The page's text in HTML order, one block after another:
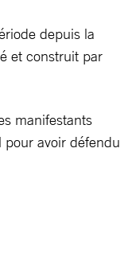
depuis la
et construit par
manifestants
pour avoir défendu